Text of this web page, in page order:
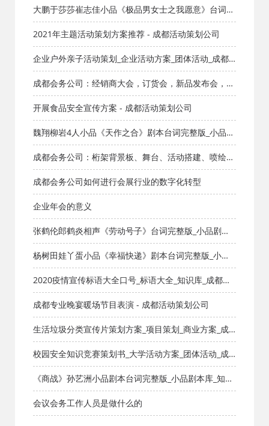
划 提供专业会议接待 成都会务公司一站式服务保障
大鹏于莎莎崔志佳小品《极品男女士之我愿意》台词完
整版_小品剧本库_知识库_成都活动公司网_策划网_方案
网_文案网_文档网
2021年主题活动策划方案推荐 - 成都活动策划公司
企业户外亲子活动策划_企业活动方案_团体活动_成都
活动公司网_策划网_方案网_文案网_文档网
成都会务公司：经销商大会，订货会，新品发布会，舞
台灯光音响LED屏
开展食品安全宣传方案 - 成都活动策划公司
魏翔柳岩4人小品《天作之合》剧本台词完整版_小品剧
本库_知识库_成都活动公司网_策划网_方案网_文案网_
文档网
成都会务公司：桁架背景板、舞台、活动搭建、喷绘、
写真、雕刻、UV
成都会务公司如何进行会展行业的数字化转型
企业年会的意义
张鹤伦郎鹤炎相声《劳动号子》台词完整版_小品剧本
库_知识库_成都活动公司网_策划网_方案网_文案网_文
档网
杨树田娃丫蛋小品《幸福快递》剧本台词完整版_小品
剧本库_知识库_成都活动公司网_策划网_方案网_文案网
_文档网
2020疫情宣传标语大全口号_标语大全_知识库_成都活
动公司网_策划网_方案网_文案网_文档网
成都专业晚宴暖场节目表演 - 成都活动策划公司
生活垃圾分类宣传片策划方案_项目策划_商业方案_成
都活动公司网_策划网_方案网_文案网_文档网
校园安全知识竞赛策划书_大学活动方案_团体活动_成
都活动公司网_策划网_方案网_文案网_文档网
《商战》孙艺洲小品剧本台词完整版_小品剧本库_知识
库_成都活动公司网_策划网_方案网_文案网_文档网
会议会务工作人员是做什么的